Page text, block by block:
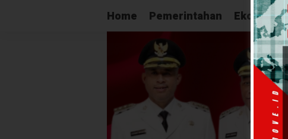
Home Pemerintahan Ekonomi